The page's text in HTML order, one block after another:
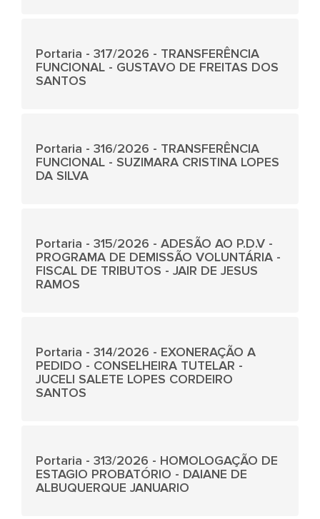
Portaria - 317/2026 - TRANSFERÊNCIA
FUNCIONAL - GUSTAVO DE FREITAS DOS
SANTOS
Portaria - 316/2026 - TRANSFERÊNCIA
FUNCIONAL - SUZIMARA CRISTINA LOPES
DA SILVA
Portaria - 315/2026 - ADESÃO AO P.D.V -
PROGRAMA DE DEMISSÃO VOLUNTÁRIA -
FISCAL DE TRIBUTOS - JAIR DE JESUS
RAMOS
Portaria - 314/2026 - EXONERAÇÃO A
PEDIDO - CONSELHEIRA TUTELAR -
JUCELI SALETE LOPES CORDEIRO
SANTOS
Portaria - 313/2026 - HOMOLOGAÇÃO DE
ESTAGIO PROBATÓRIO - DAIANE DE
ALBUQUERQUE JANUARIO